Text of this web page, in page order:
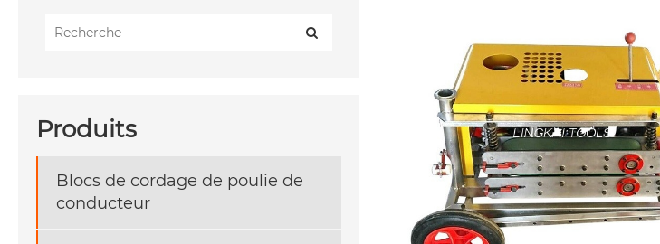
Produits
Blocs de cordage de poulie de
conducteur